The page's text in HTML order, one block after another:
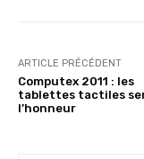
ARTICLE PRÉCÉDENT
Computex 2011 : les
tablettes tactiles
l’honneur